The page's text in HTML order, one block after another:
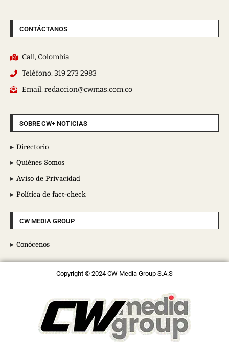
CONTÁCTANOS
Cali, Colombia
Teléfono: 319 273 2983
Email: redaccion@cwmas.com.co
SOBRE CW+ NOTICIAS
Directorio
Quiénes Somos
Aviso de Privacidad
Política de fact-check
CW MEDIA GROUP
Conócenos
Copyright © 2024 CW Media Group S.A.S